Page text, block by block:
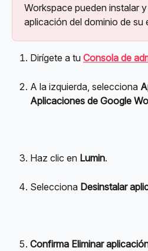
Workspace pueden instalar
aplicación del dominio de su
Dirígete a tu Consola de
A la izquierda, selecciona
Aplicaciones de Google
Haz clic en Lumin.
Selecciona Desinstalar
Confirma Eliminar